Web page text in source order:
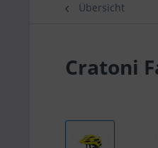
Übersicht
Cratoni